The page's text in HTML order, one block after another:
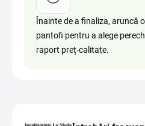
Înainte de a finaliza, aruncă
pantofi pentru a alege
raport preț-calitate.